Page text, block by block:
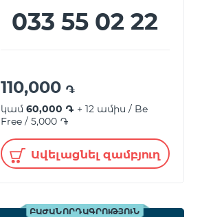
033 55 02 22
110,000 ֏
կամ 60,000 ֏ + 12 ամիս / Be
Free / 5,000 ֏
Ավելացնել զամբյուղ
ԲԱԺԱՆՈՐԴԱԳՐՈՒԹՅՈՒՆ